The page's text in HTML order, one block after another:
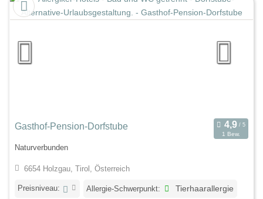
Gasthof-Pension-Dorfstube
1 Bew.
Naturverbunden
6654 Holzgau, Tirol, Österreich
Preisniveau: Allergie-Schwerpunkt: Tierhaarallergie